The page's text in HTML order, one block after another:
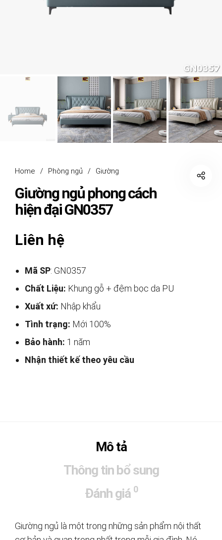
Home / Phòng ngủ / Giường
Giường ngủ phong cách
hiện đại GN0357
Liên hệ
Mã SP: GN0357
Chất Liệu: Khung gỗ + đệm bọc da PU
Xuất xứ: Nhập khẩu
Tình trạng: Mới 100%
Bảo hành: 1 năm
Nhận thiết kế theo yêu cầu
Mô tả
Thông tin bổ sung
Đánh giá 0
Giường ngủ là một trong những sản phẩm nội thất